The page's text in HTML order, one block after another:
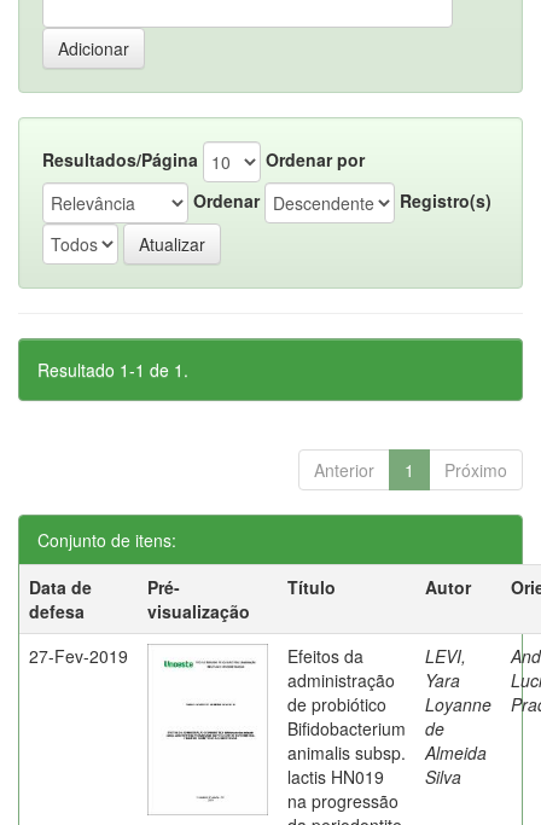
Resultados/Página
Ordenar por
Ordenar
Registro(s)
Resultado 1-1 de 1.
Anterior 1 Próximo
Conjunto de itens:
Data de
defesa
Pré-
visualização
Título Autor
27-Fev-2019
Efeitos da
administração
de probiótico
Bifidobacterium
animalis subsp.
lactis HN019
na progressão
LEVI,
Yara
Loyanne
de
Almeida
Silva